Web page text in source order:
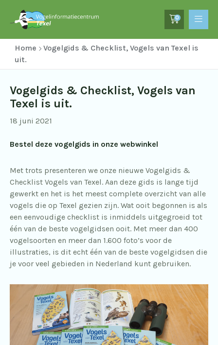
0
Home
Vogelgids & Checklist, Vogels van Texel is
uit.
Vogelgids & Checklist, Vogels van
Texel is uit.
18 juni 2021
Bestel deze vogelgids in onze webwinkel
Met trots presenteren we onze nieuwe Vogelgids &
Checklist Vogels van Texel. Aan deze gids is lange tijd
gewerkt en het is het meest complete overzicht van alle
vogels die op Texel gezien zijn. Wat ooit begonnen is als
een eenvoudige checklist is inmiddels uitgegroeid tot
één van de beste vogelgidsen ooit. Met meer dan 400
vogelsoorten en meer dan 1.600 foto’s voor de
illustraties, is dit echt één van de beste vogelgidsen die
je voor veel gebieden in Nederland kunt gebruiken.